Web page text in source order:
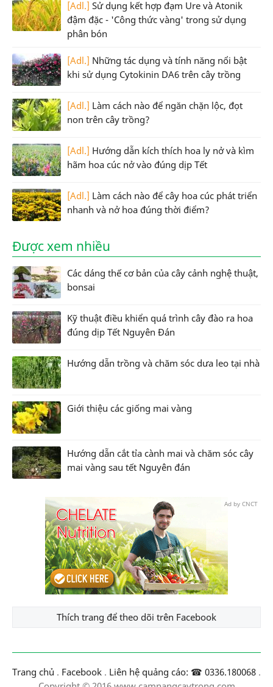
[Adl.] Sử dụng kết hợp đạm Ure và Atonik
đậm đặc - 'Công thức vàng' trong sử dụng
phân bón
[Adl.] Những tác dụng và tính năng nổi bật
khi sử dụng Cytokinin DA6 trên cây trồng
[Adl.] Làm cách nào để ngăn chặn lộc, đọt
non trên cây trồng?
[Adl.] Hướng dẫn kích thích hoa ly nở và kìm
hãm hoa cúc nở vào đúng dịp Tết
[Adl.] Làm cách nào để cây hoa cúc phát triển
nhanh và nở hoa đúng thời điểm?
Được xem nhiều
Các dáng thế cơ bản của cây cảnh nghệ thuật,
bonsai
Kỹ thuật điều khiển quá trình cây đào ra hoa
đúng dịp Tết Nguyên Đán
Hướng dẫn trồng và chăm sóc dưa leo tại nhà
Giới thiệu các giống mai vàng
Hướng dẫn cắt tỉa cành mai và chăm sóc cây
mai vàng sau tết Nguyên đán
Ad by CNCT
Thích trang để theo dõi trên Facebook
Trang chủ . Facebook . Liên hệ quảng cáo: ☎ 0336.180068 .